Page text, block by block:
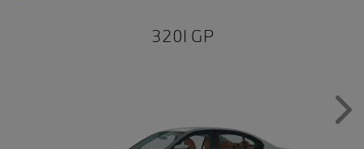
320I GP